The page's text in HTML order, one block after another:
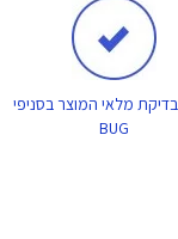
מלאי המוצר בסניפי
BUG